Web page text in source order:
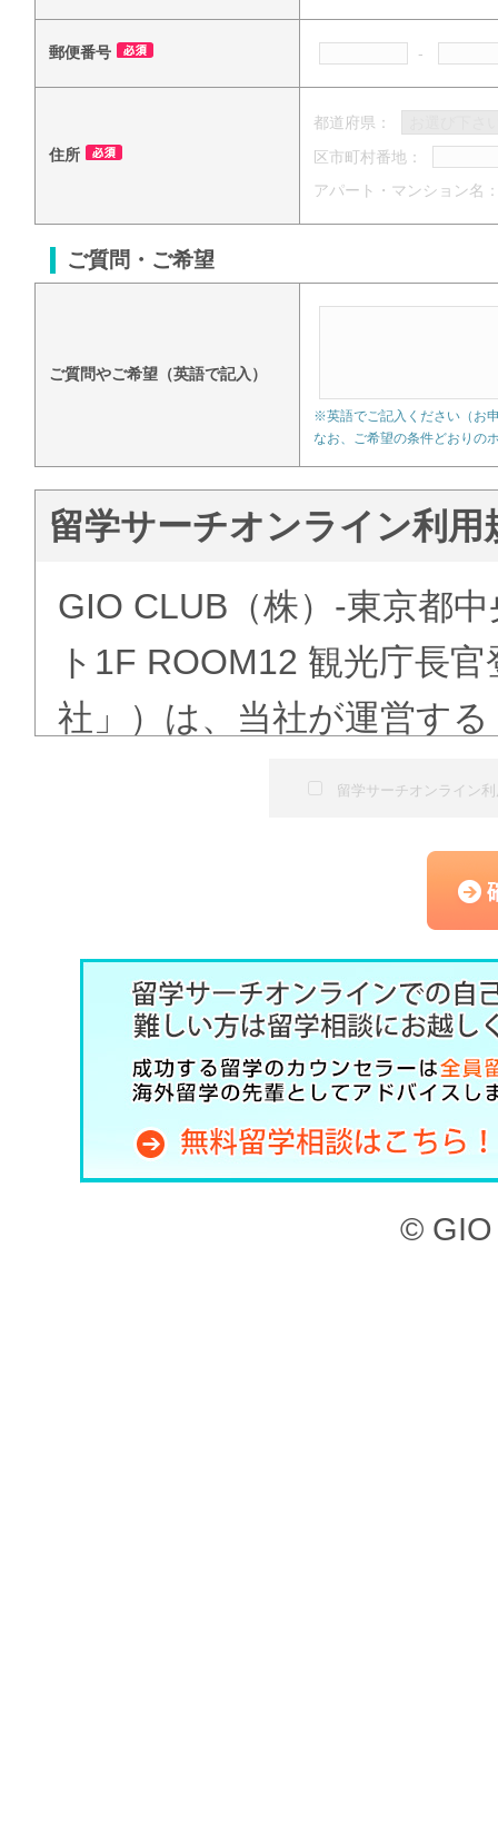
郵便番号 -
住所
都道府県：
区市町村番地：
アパート・マンション名
ご質問・ご希望
ご質問やご希望（英語で記入）
※英語でご記入ください（お
なお、ご希望の条件どおりの
留学サーチオンライン利用
GIO CLUB（株）-東京都
ト1F ROOM12 観光庁長
社」）は、当社が運営す
ある「語学学校検索」（
（以下、「本サービス」
記のとおり、留学サーチ
約」といいます。）を定
した上で、本サービスを
第1章 （目的）
本サイト、ならびに本サ
ービスを利用することが
留学サーチオンライン
© GIO